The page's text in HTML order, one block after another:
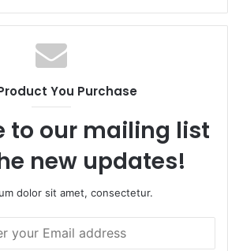
b
s
i
You Purchase
to our mailing list
new updates!
dolor sit amet, consectetur.